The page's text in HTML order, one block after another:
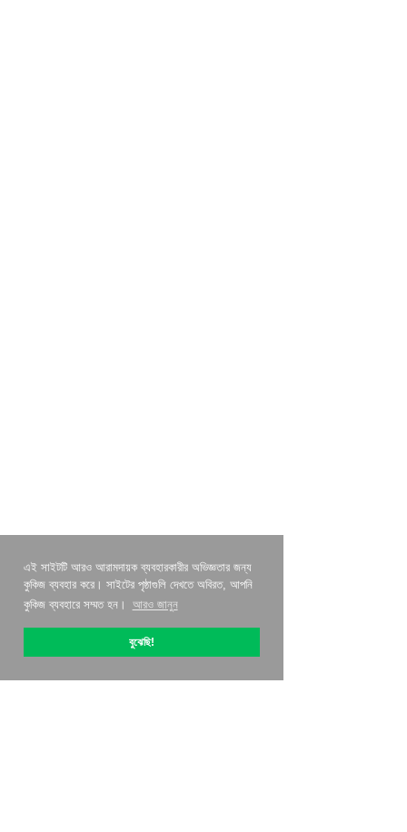
এই সাইটটি আরও আরামদায়ক ব্যবহারকারীর অভিজ্ঞতার জন্য
কুকিজ ব্যবহার করে। সাইটের পৃষ্ঠাগুলি দেখতে অবিরত, আপনি
কুকিজ ব্যবহারে সম্মত হন।
আরও জানুন
বুঝেছি!